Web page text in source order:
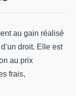
au gain réalisé
droit. Elle est
au prix
frais,